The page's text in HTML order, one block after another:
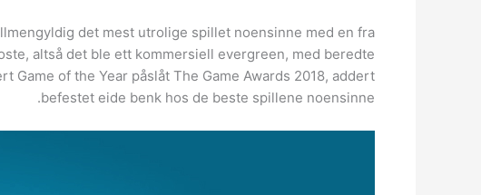
det mest utrolige spillet noensinne med en fra
altså det ble ett kommersiell evergreen, med beredte
of the Year påslåt The Game Awards 2018, addert
befestet eide benk hos de beste spillene noensinne.